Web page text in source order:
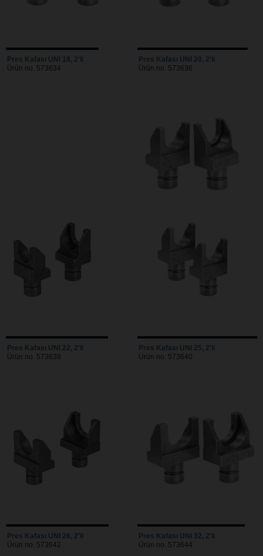
Pres Kafası UNI 18, 2'li
Ürün no. 573634
Pres Kafası UNI 20, 2'li
Ürün no. 573636
Pres Kafası UNI 22, 2'li
Ürün no. 573638
Pres Kafası UNI 25, 2'li
Ürün no. 573640
Pres Kafası UNI 26, 2'li
Ürün no. 573642
Pres Kafası UNI 32, 2'li
Ürün no. 573644